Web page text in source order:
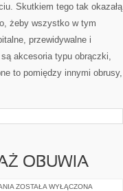
Skutkiem tego tak okazałą
żeby wszystko w tym
przewidywalne i
akcesoria typu obrączki,
to pomiędzy innymi obrusy,
OBUWIA
SKLEP
ZOSTAŁA WYŁĄCZONA